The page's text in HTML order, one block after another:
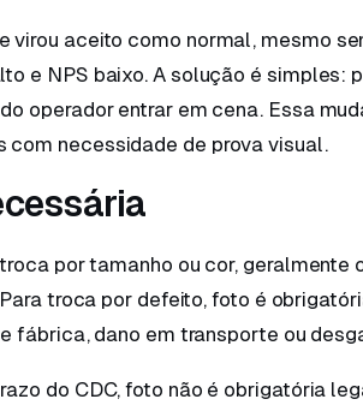
virou aceito como normal, mesmo
e NPS baixo. A solução é simples:
operador entrar em cena. Essa
com necessidade de prova visual.
por tamanho ou cor, geralmente
troca por defeito, foto é
fábrica, dano em transporte ou
do CDC, foto não é obrigatória